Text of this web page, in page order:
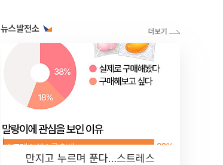
뉴스발전소
만지고 누르며 푼다…스트레스